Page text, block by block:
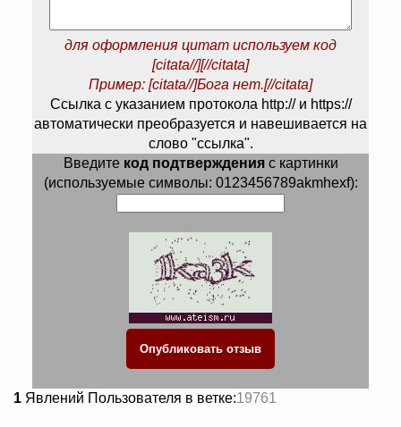
для оформления цитат используем код
[citata//][//citata]
Пример: [citata//]Бога нет.[//citata]
Ссылка с указанием протокола http:// и https://
автоматически преобразуется и навешивается на
слово "ссылка".
Введите код подтвержденияс картинки
(используемые символы: 0123456789akmhexf):
1 Явлений Пользователя в ветке:19761